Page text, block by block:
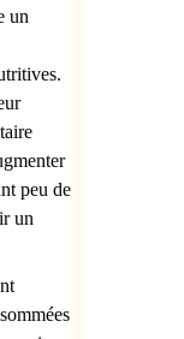
un
peu de
un